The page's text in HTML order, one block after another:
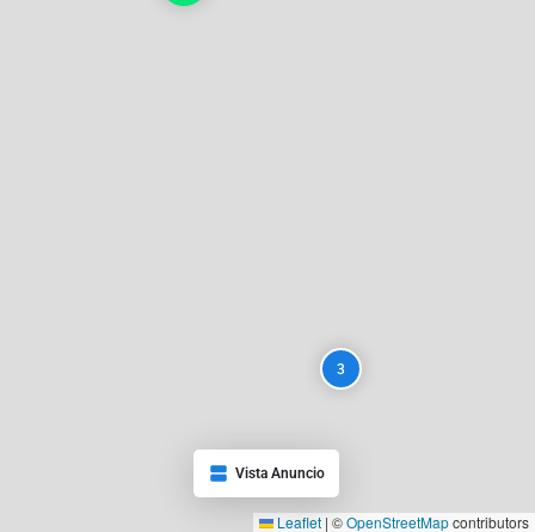
3
Leaflet | ©OpenStreetMapcontributors
Vista Anuncio